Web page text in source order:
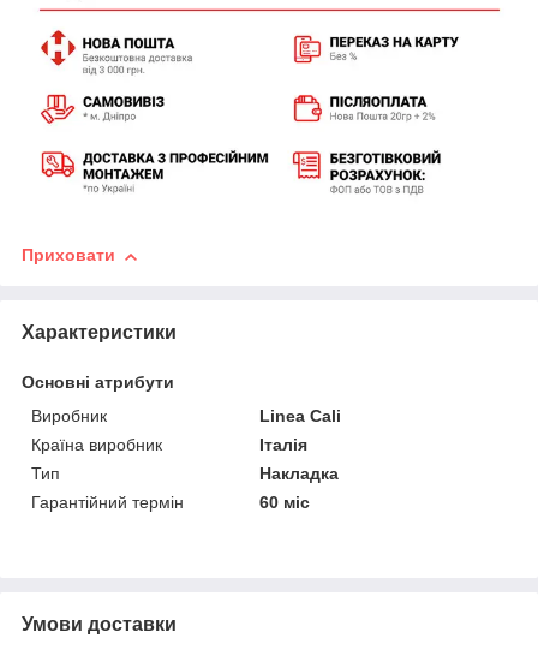
Приховати
Характеристики
Основні атрибути
Виробник
Linea Cali
Країна виробник
Італія
Тип
Накладка
Гарантійний термін
60 міс
Умови доставки